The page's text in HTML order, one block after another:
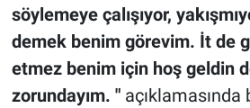
söylemeye çalışıyor,
demek benim görevim. İt de
etmez benim için hoş geldin
zorundayım. "açıklamasında